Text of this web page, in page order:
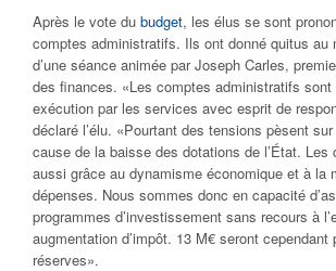
Après le vote du budget, les élus se sont
comptes administratifs. Ils ont donné quitus au
d’une séance animée par Joseph Carles,
des finances. «Les comptes administratifs sont
exécution par les services avec esprit de
déclaré l’élu. «Pourtant des tensions pèsent
cause de la baisse des dotations de l’État. Les
aussi grâce au dynamisme économique et à la
dépenses. Nous sommes donc en capacité
programmes d’investissement sans recours à
augmentation d’impôt. 13 M€ seront cependant
réserves».